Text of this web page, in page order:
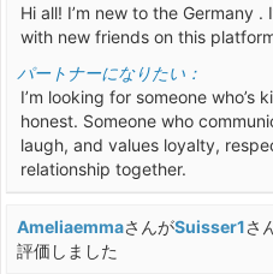
Hi all! I’m new to the Germany
with new friends on this
パートナーになりたい：
I’m looking for someone who’s
honest. Someone who
laugh, and values loyalty,
relationship together.
AmeliaemmaさんがSuisser1さ
評価しました